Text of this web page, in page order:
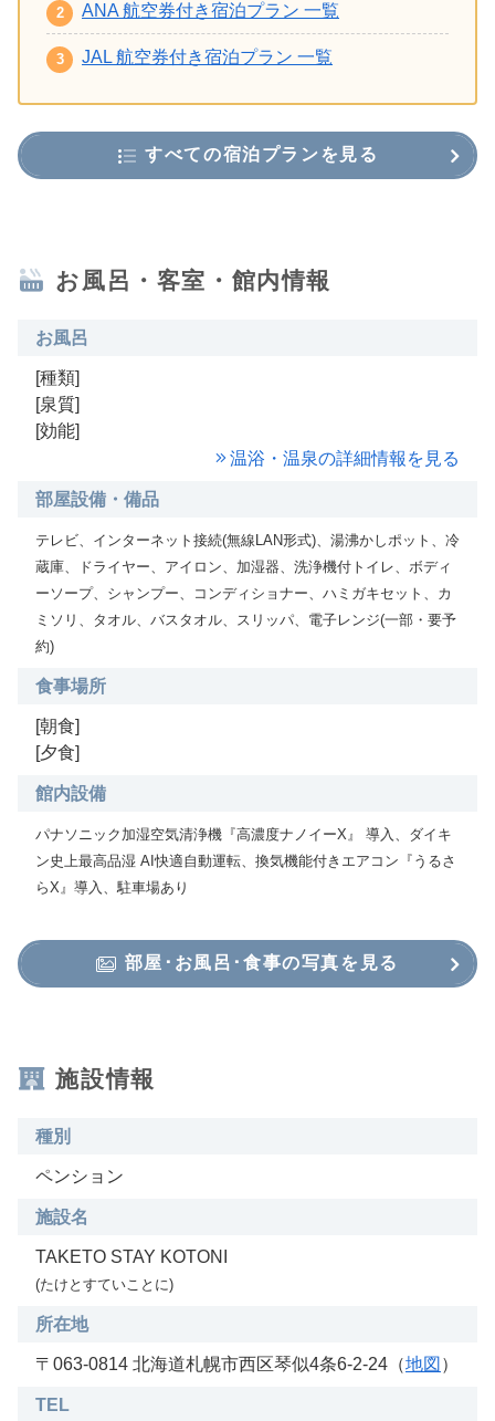
ANA 航空券付き宿泊プラン 一覧
JAL 航空券付き宿泊プラン 一覧
すべての宿泊プランを見る
お風呂・客室・館内情報
お風呂
[種類]
[泉質]
[効能]
温浴・温泉の詳細情報を見る
部屋設備・備品
テレビ、インターネット接続(無線LAN形式)、湯沸かしポット、冷
蔵庫、ドライヤー、アイロン、加湿器、洗浄機付トイレ、ボディ
ーソープ、シャンプー、コンディショナー、ハミガキセット、カ
ミソリ、タオル、バスタオル、スリッパ、電子レンジ(一部・要予
約)
食事場所
[朝食]
[夕食]
館内設備
パナソニック加湿空気清浄機『高濃度ナノイーX』 導入、ダイキ
ン史上最高品湿 AI快適自動運転、換気機能付きエアコン『うるさ
らX』導入、駐車場あり
部屋･お風呂･食事の写真を見る
施設情報
種別
ペンション
施設名
TAKETO STAY KOTONI
(たけとすていことに)
所在地
〒063-0814 北海道札幌市西区琴似4条6-2-24（地図 ）
TEL